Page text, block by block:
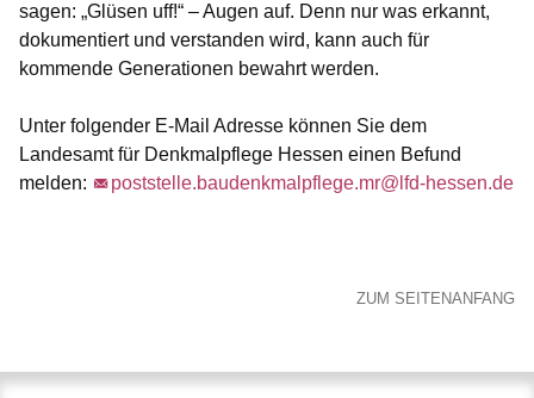
sagen: „Glüsen uff!“ – Augen auf. Denn nur was erkannt,
dokumentiert und verstanden wird, kann auch für
kommende Generationen bewahrt werden.
Unter folgender E-Mail Adresse können Sie dem
Landesamt für Denkmalpflege Hessen einen Befund
melden:
poststelle.baudenkmalpflege.mr@lfd-hessen.de
ZUM SEITENANFANG